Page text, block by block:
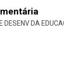
DESENV DA